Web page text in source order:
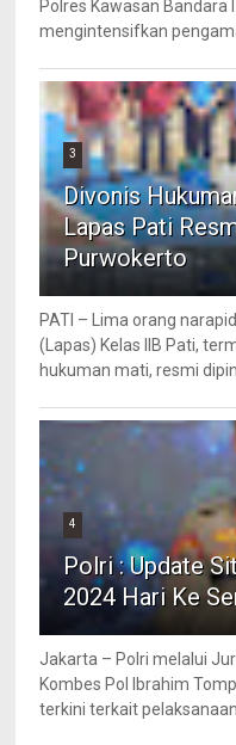
Polres Kawasan Bandara
mengintensifkan
3
Divonis
Lapas Pati
Purwokerto
PATI – Lima orang
(Lapas) Kelas IIB Pati,
hukuman mati, resmi
4
Polri : Update
2024 Hari Ke
Jakarta – Polri melalui
Kombes Pol Ibrahim
terkini terkait pelaksanaan